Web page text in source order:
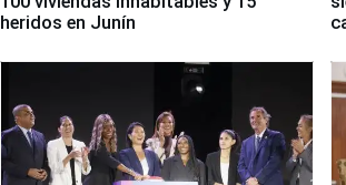
heridos en Junín